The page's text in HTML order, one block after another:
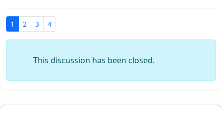
1 2 3 4
This discussion has been closed.